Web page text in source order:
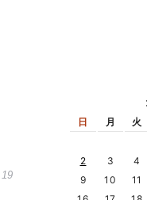
日
月 火
2
3 4
9
10 11